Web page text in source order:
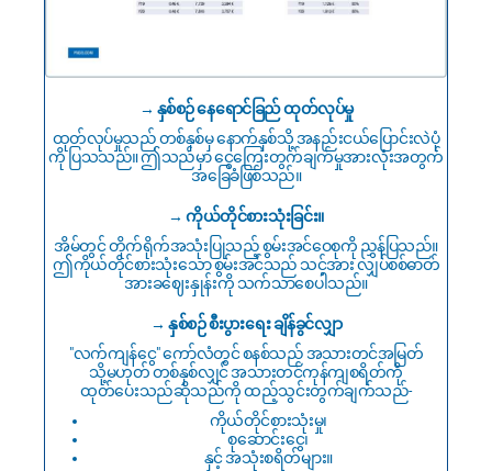
→ နှစ်စဉ် နေရောင်ခြည် ထုတ်လုပ်မှု
ထုတ်လုပ်မှုသည် တစ်နှစ်မှ နောက်နှစ်သို့ အနည်းငယ်ပြောင်းလဲပုံ
ကို ပြသသည်။ ဤသည်မှာ ငွေကြေးတွက်ချက်မှုအားလုံးအတွက်
အခြေခံဖြစ်သည်။
→ ကိုယ်တိုင်စားသုံးခြင်း။
အိမ်တွင် တိုက်ရိုက်အသုံးပြုသည့် စွမ်းအင်ဝေစုကို ညွှန်ပြသည်။
ဤကိုယ်တိုင်စားသုံးသော စွမ်းအင်သည် သင့်အား လျှပ်စစ်ဓာတ်
အားခဈေးနှုန်းကို သက်သာစေပါသည်။
→ နှစ်စဉ် စီးပွားရေး ချိန်ခွင်လျှာ
"လက်ကျန်ငွေ" ကော်လံတွင် စနစ်သည် အသားတင်အမြတ်
သို့မဟုတ် တစ်နှစ်လျှင် အသားတင်ကုန်ကျစရိတ်ကို
ထုတ်ပေးသည်ဆိုသည်ကို ထည့်သွင်းတွက်ချက်သည်-
ကိုယ်တိုင်စားသုံးမှု၊
စုဆောင်းငွေ၊
နှင့် အသုံးစရိတ်များ။